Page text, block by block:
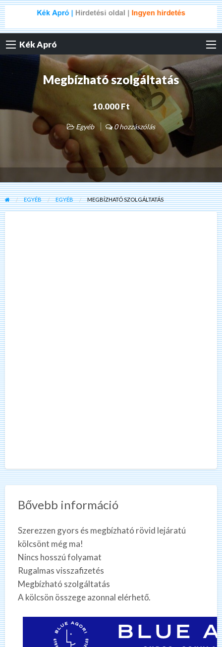
Kék Apró
Megbízható szolgáltatás
10.000 Ft
Egyéb 0 hozzászólás
EGYÉB EGYÉB MEGBÍZHATÓ SZOLGÁLTATÁS
Bővebb információ
Szerezzen gyors és megbízható rövid lejáratú
kölcsönt még ma!
Nincs hosszú folyamat
Rugalmas visszafizetés
Megbízható szolgáltatás
A kölcsön összege azonnal elérhető.